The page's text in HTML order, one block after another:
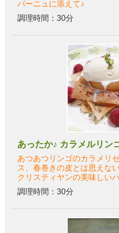
パーニュに添えて♪
調理時間：30分
あったか♪ カラメルリン
あつあつリンゴのカラメリ
ス、春巻きの皮とは思えな
クリスティヤンの美味しい
調理時間：30分